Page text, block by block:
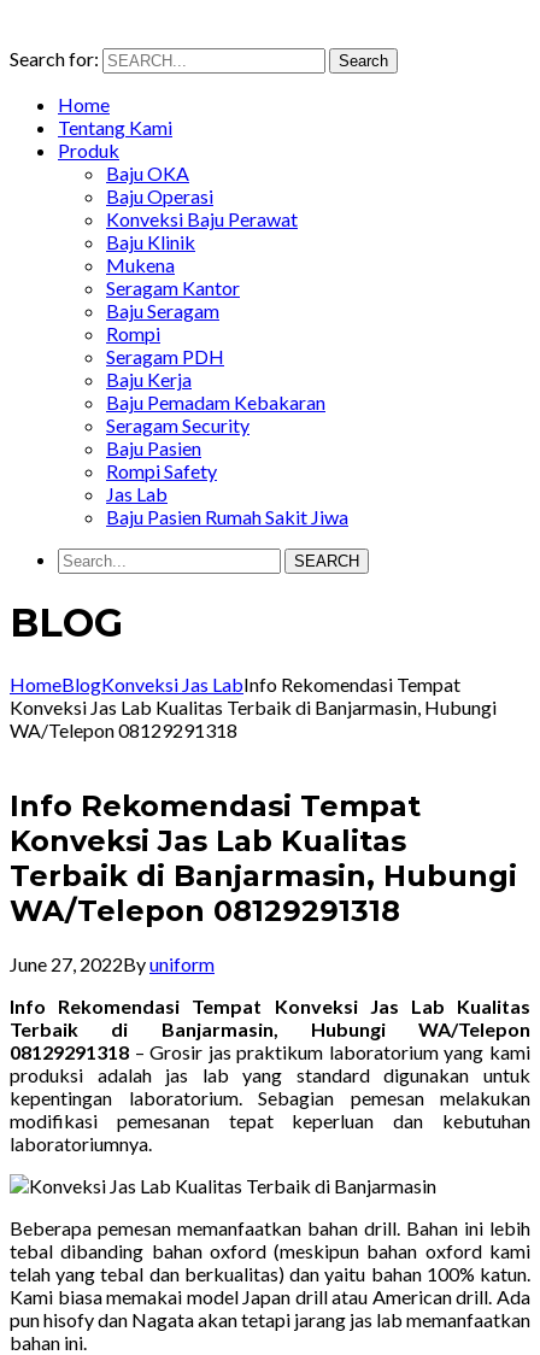
Search for: Search
Home
Tentang Kami
Produk
Baju OKA
Baju Operasi
Konveksi Baju Perawat
Baju Klinik
Mukena
Seragam Kantor
Baju Seragam
Rompi
Seragam PDH
Baju Kerja
Baju Pemadam Kebakaran
Seragam Security
Baju Pasien
Rompi Safety
Jas Lab
Baju Pasien Rumah Sakit Jiwa
SEARCH
BLOG
HomeBlogKonveksi Jas LabInfo Rekomendasi Tempat
Konveksi Jas Lab Kualitas Terbaik di Banjarmasin, Hubungi
WA/Telepon 08129291318
Info Rekomendasi Tempat
Konveksi Jas Lab Kualitas
Terbaik di Banjarmasin, Hubungi
WA/Telepon 08129291318
June 27, 2022Byuniform
Info Rekomendasi Tempat Konveksi Jas Lab Kualitas
Terbaik di Banjarmasin, Hubungi WA/Telepon
08129291318 – Grosir jas praktikum laboratorium yang kami
produksi adalah jas lab yang standard digunakan untuk
kepentingan laboratorium. Sebagian pemesan melakukan
modifikasi pemesanan tepat keperluan dan kebutuhan
laboratoriumnya.
Beberapa pemesan memanfaatkan bahan drill. Bahan ini lebih
tebal dibanding bahan oxford (meskipun bahan oxford kami
telah yang tebal dan berkualitas) dan yaitu bahan 100% katun.
Kami biasa memakai model Japan drill atau American drill. Ada
pun hisofy dan Nagata akan tetapi jarang jas lab memanfaatkan
bahan ini.